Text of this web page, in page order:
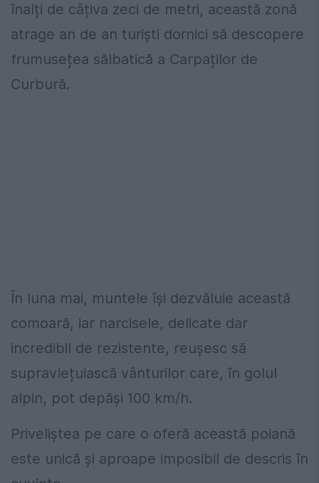
înalți de câțiva zeci de metri, această zonă
atrage an de an turiști dornici să descopere
frumusețea sălbatică a Carpaților de
Curbură.
În luna mai, muntele își dezvăluie această
comoară, iar narcisele, delicate dar
incredibil de rezistente, reușesc să
supraviețuiască vânturilor care, în golul
alpin, pot depăși 100 km/h.
Priveliștea pe care o oferă această poiană
este unică și aproape imposibil de descris în